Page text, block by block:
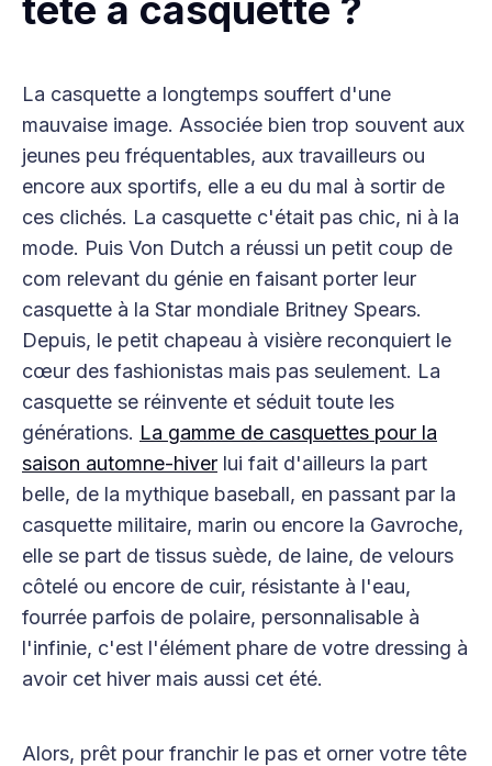
La casquette a longtemps souffert d'une
mauvaise image. Associée bien trop souvent aux
jeunes peu fréquentables, aux travailleurs ou
encore aux sportifs, elle a eu du mal à sortir de
ces clichés. La casquette c'était pas chic, ni à la
mode. Puis Von Dutch a réussi un petit coup de
com relevant du génie en faisant porter leur
casquette à la Star mondiale Britney Spears.
Depuis, le petit chapeau à visière reconquiert le
cœur des fashionistas mais pas seulement. La
casquette se réinvente et séduit toute les
générations. La gamme de casquettes pour la
saison automne-hiver lui fait d'ailleurs la part
belle, de la mythique baseball, en passant par la
casquette militaire, marin ou encore la Gavroche,
elle se part de tissus suède, de laine, de velours
côtelé ou encore de cuir, résistante à l'eau,
fourrée parfois de polaire, personnalisable à
l'infinie, c'est l'élément phare de votre dressing à
avoir cet hiver mais aussi cet été.
Alors, prêt pour franchir le pas et orner votre tête